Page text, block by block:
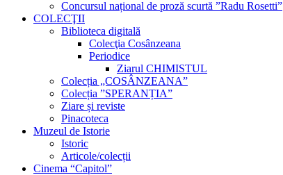
Concursul național de proză scurtă ”Radu Rosetti”
COLECŢII
Biblioteca digitală
Colecţia Cosânzeana
Periodice
Ziarul CHIMISTUL
Colecția „COSÂNZEANA”
Colecția ”SPERANȚIA”
Ziare și reviste
Pinacoteca
Muzeul de Istorie
Istoric
Articole/colecții
Cinema “Capitol”